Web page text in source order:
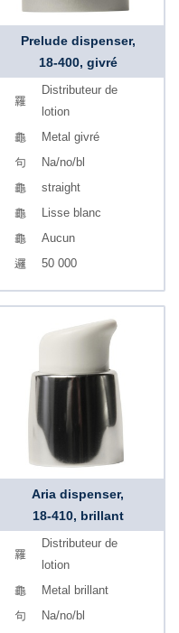
Prelude dispenser,
18-400, givré
Distributeur de
lotion
Metal givré
Na/no/bl
straight
Lisse blanc
Aucun
50 000
Aria dispenser,
18-410, brillant
Distributeur de
lotion
Metal brillant
Na/no/bl